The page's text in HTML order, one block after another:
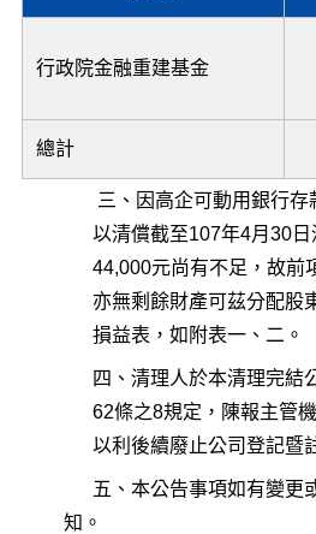
行政院金融重建基金
總計
三、因高企可動用銀行存
以清償截至107年4月30
44,000元尚有不足，故前
亦無剩餘財產可茲分配股
損益表，如附表一、二。
四、清理人於本清理完結
62條之8規定，陳報主管
以利後續廢止公司登記暨
五、本公告事項如有變更
知。